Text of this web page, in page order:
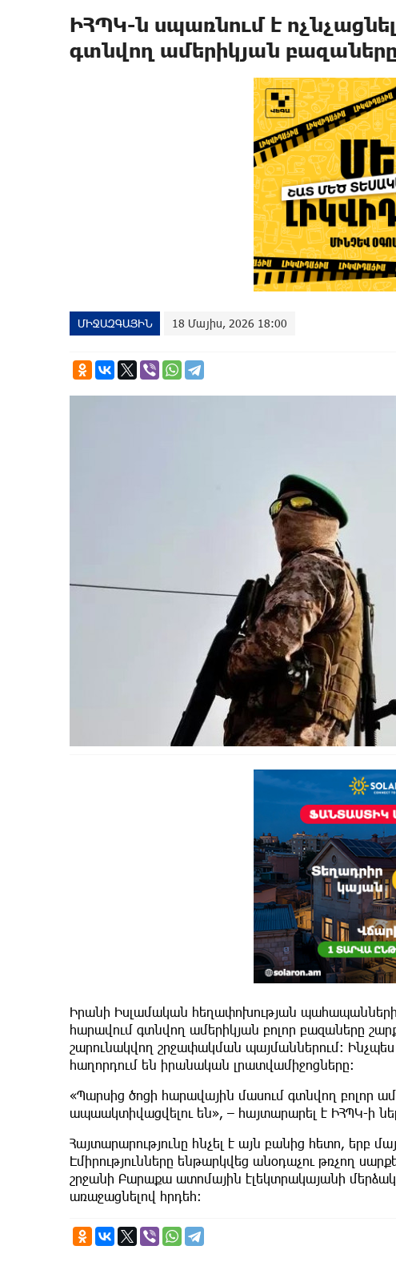
ԻՀՊԿ-ն սպառնում է
գտնվող ամերիկյան բազաները
ՄԻՋԱԶԳԱՅԻՆ 18 Մայիս, 2026 18:00
Իրանի Իսլամական հեղափոխության
հարավում գտնվող ամերիկյան բոլոր բազաները
շարունակվող շրջափակման պայմաններում: Ինչպես
հաղորդում են իրանական լրատվամիջոցները։
«Պարսից ծոցի հարավային մասում գտնվող բոլոր
ապաակտիվացվելու են», – հայտարարել է ԻՀՊԿ-ի
Հայտարարությունը հնչել է այն բանից հետո, երբ
Էմիրությունները ենթարկվեց անօդաչու թռչող
շրջանի Բարաքա ատոմային էլեկտրակայանի
առաջացնելով հրդեհ։